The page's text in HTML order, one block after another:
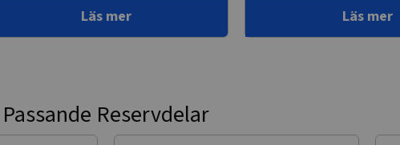
Läs mer Läs mer
Passande Reservdelar